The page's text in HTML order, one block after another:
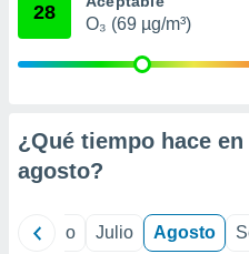
publicidad
publicidad
28
O₃ (69 µg/m³)
¿Qué tiempo hace
agosto?
Junio Julio Agosto